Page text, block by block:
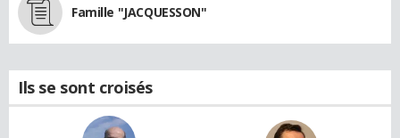
Famille "JACQUESSON"
Ils se sont croisés